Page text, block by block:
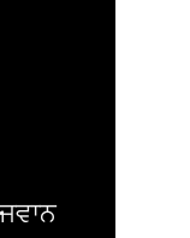
ਰੋਕਿਆ ਤਾਂ ਘਰ